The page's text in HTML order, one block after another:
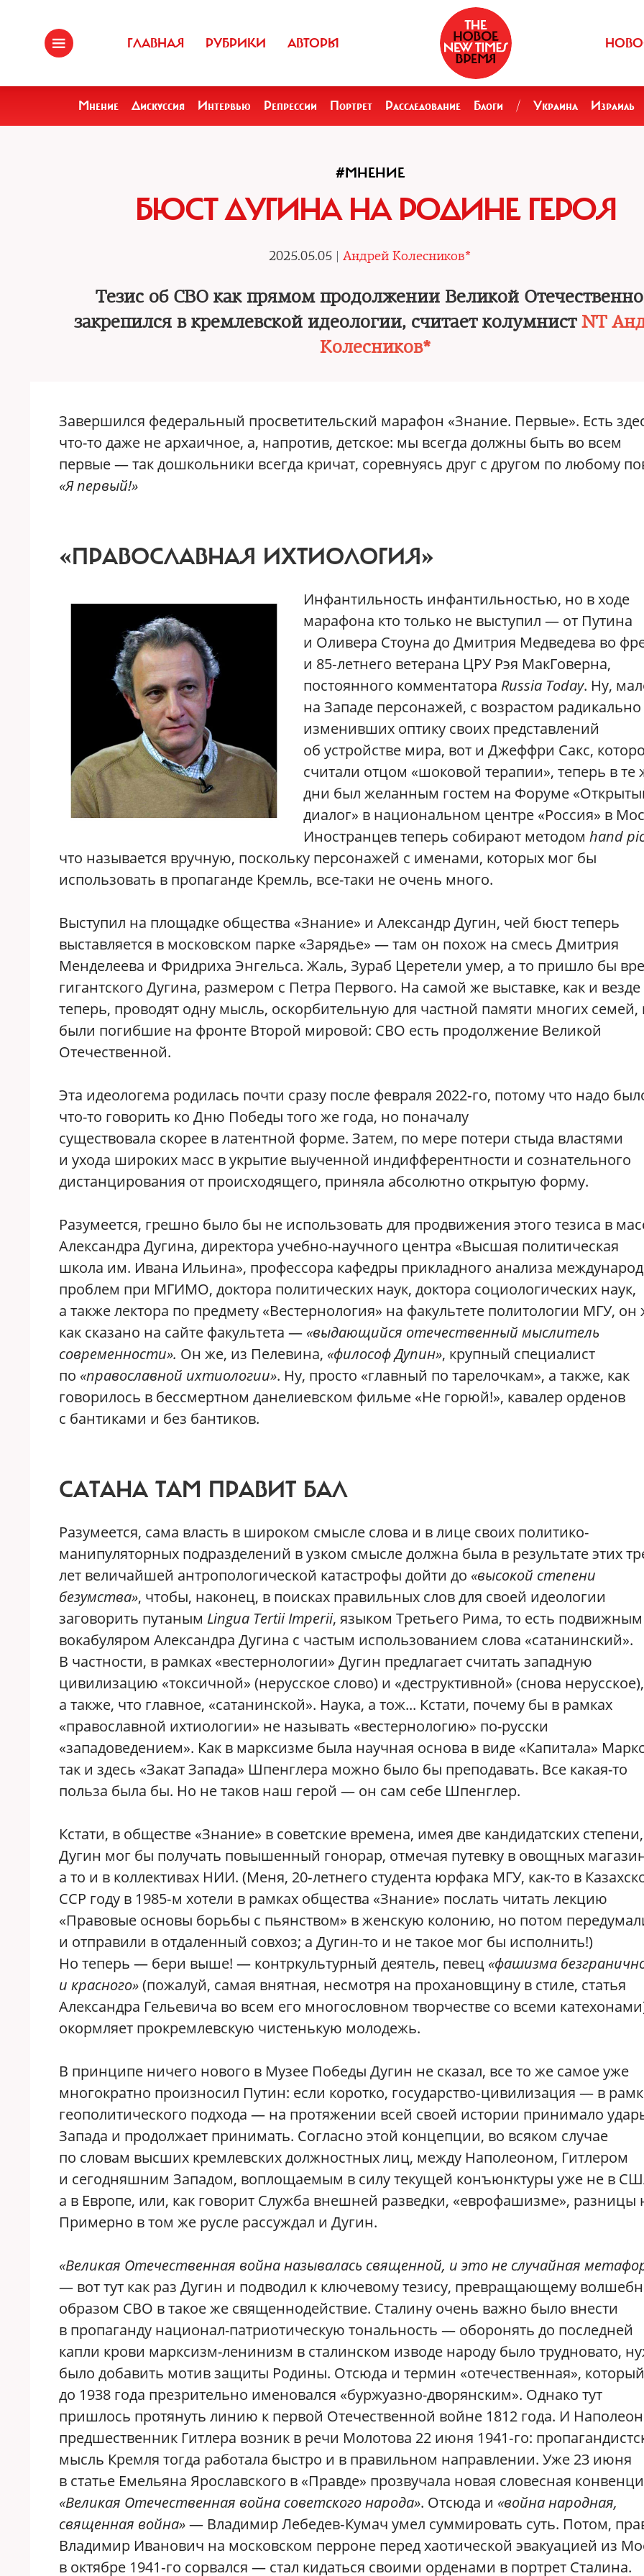
ГЛАВНАЯ РУБРИКИ АВТОРЫ
Мнение Дискуссия Интервью Репрессии Портрет Расследование Блоги / Украина Израиль
#МНЕНИЕ
БЮСТ ДУГИНА НА РОДИНЕ ГЕРОЯ
2025.05.05 | Андрей Колесников*
Тезис об СВО как прямом продолжении Великой
закрепился в кремлевской идеологии, считает колумнист NT
Колесников*
Завершился федеральный просветительский марафон «Знание. Первые». Есть
что-то даже не архаичное, а, напротив, детское: мы всегда должны быть во всем
первые — так дошкольники всегда кричат, соревнуясь друг с другом по любому
«Я первый!»
«ПРАВОСЛАВНАЯ ИХТИОЛОГИЯ»
Инфантильность инфантильностью, но в ходе
марафона кто только не выступил — от Путина
и Оливера Стоуна до Дмитрия Медведева во
и 85‑летнего ветерана ЦРУ Рэя МакГоверна,
постоянного комментатора Russia Today. Ну,
на Западе персонажей, с возрастом радикально
изменивших оптику своих представлений
об устройстве мира, вот и Джеффри Сакс,
считали отцом «шоковой терапии», теперь в те
дни был желанным гостем на Форуме
диалог» в национальном центре «Россия» в
Иностранцев теперь собирают методом hand
что называется вручную, поскольку персонажей с именами, которых мог бы
использовать в пропаганде Кремль, все-таки не очень много.
Выступил на площадке общества «Знание» и Александр Дугин, чей бюст теперь
выставляется в московском парке «Зарядье» — там он похож на смесь Дмитрия
Менделеева и Фридриха Энгельса. Жаль, Зураб Церетели умер, а то пришло бы
гигантского Дугина, размером с Петра Первого. На самой же выставке, как и везде
теперь, проводят одну мысль, оскорбительную для частной памяти многих семей,
были погибшие на фронте Второй мировой: СВО есть продолжение Великой
Отечественной.
Эта идеологема родилась почти сразу после февраля 2022‑го, потому что надо
что-то говорить ко Дню Победы того же года, но поначалу
существовала скорее в латентной форме. Затем, по мере потери стыда властями
и ухода широких масс в укрытие выученной индифферентности и сознательного
дистанцирования от происходящего, приняла абсолютно открытую форму.
Разумеется, грешно было бы не использовать для продвижения этого тезиса в
Александра Дугина, директора учебно-научного центра «Высшая политическая
школа им. Ивана Ильина», профессора кафедры прикладного анализа
проблем при МГИМО, доктора политических наук, доктора социологических наук,
а также лектора по предмету «Вестернология» на факультете политологии МГУ, он
как сказано на сайте факультета — «выдающийся отечественный мыслитель
современности». Он же, из Пелевина, «философ Дупин», крупный специалист
по «православной ихтиологии». Ну, просто «главный по тарелочкам», а также, как
говорилось в бессмертном данелиевском фильме «Не горюй!», кавалер орденов
с бантиками и без бантиков.
САТАНА ТАМ ПРАВИТ БАЛ
Разумеется, сама власть в широком смысле слова и в лице своих политико-
манипуляторных подразделений в узком смысле должна была в результате этих
лет величайшей антропологической катастрофы дойти до «высокой степени
безумства», чтобы, наконец, в поисках правильных слов для своей идеологии
заговорить путаным Lingua Tertii Imperii, языком Третьего Рима, то есть подвижным
вокабуляром Александра Дугина с частым использованием слова «сатанинский».
В частности, в рамках «вестернологии» Дугин предлагает считать западную
цивилизацию «токсичной» (нерусское слово) и «деструктивной» (снова нерусское),
а также, что главное, «сатанинской». Наука, а тож... Кстати, почему бы в рамках
«православной ихтиологии» не называть «вестернологию» по-русски
«западоведением». Как в марксизме была научная основа в виде «Капитала»
так и здесь «Закат Запада» Шпенглера можно было бы преподавать. Все какая-то
польза была бы. Но не таков наш герой — он сам себе Шпенглер.
Кстати, в обществе «Знание» в советские времена, имея две кандидатских степени,
Дугин мог бы получать повышенный гонорар, отмечая путевку в овощных
а то и в коллективах НИИ. (Меня, 20‑летнего студента юрфака МГУ, как-то в
ССР году в 1985‑м хотели в рамках общества «Знание» послать читать лекцию
«Правовые основы борьбы с пьянством» в женскую колонию, но потом
и отправили в отдаленный совхоз; а Дугин-то и не такое мог бы исполнить!)
Но теперь — бери выше! — контркультурный деятель, певец «фашизма
и красного»(пожалуй, самая внятная, несмотря на прохановщину в стиле, статья
Александра Гельевича во всем его многословном творчестве со всеми
окормляет прокремлевскую чистенькую молодежь.
В принципе ничего нового в Музее Победы Дугин не сказал, все то же самое уже
многократно произносил Путин: если коротко, государство‑цивилизация — в
геополитического подхода — на протяжении всей своей истории принимало
Запада и продолжает принимать. Согласно этой концепции, во всяком случае
по словам высших кремлевских должностных лиц, между Наполеоном, Гитлером
и сегодняшним Западом, воплощаемым в силу текущей конъюнктуры уже не в
а в Европе, или, как говорит Служба внешней разведки, «еврофашизме», разницы
Примерно в том же русле рассуждал и Дугин.
«Великая Отечественная война называлась священной, и это не случайная
— вот тут как раз Дугин и подводил к ключевому тезису, превращающему
образом СВО в такое же священнодействие. Сталину очень важно было внести
в пропаганду национал-патриотическую тональность — оборонять до последней
капли крови марксизм-ленинизм в сталинском изводе народу было трудновато,
было добавить мотив защиты Родины. Отсюда и термин «отечественная», который
до 1938 года презрительно именовался «буржуазно-дворянским». Однако тут
пришлось протянуть линию к первой Отечественной войне 1812 года. И Наполеон
предшественник Гитлера возник в речи Молотова 22 июня 1941‑го:
мысль Кремля тогда работала быстро и в правильном направлении. Уже 23 июня
в статье Емельяна Ярославского в «Правде» прозвучала новая словесная
«Великая Отечественная война советского народа». Отсюда и «война народная,
священная война»— Владимир Лебедев‑Кумач умел суммировать суть. Потом,
Владимир Иванович на московском перроне перед хаотической эвакуацией из
в октябре 1941‑го сорвался — стал кидаться своими орденами в портрет Сталина.